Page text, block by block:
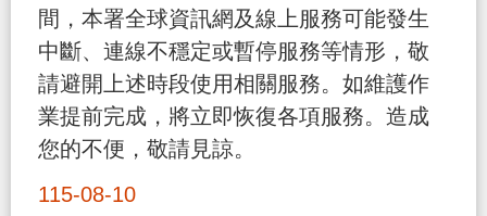
隱
權115-08-10
間，本署全球資訊網及線上服務可能發生
中斷、連線不穩定或暫停服務等情形，敬
請避開上述時段使用相關服務。如維護作
業提前完成，將立即恢復各項服務。造成
您的不便，敬請見諒。